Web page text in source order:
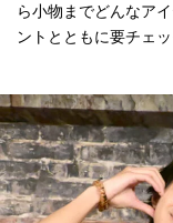
ら小物までどんなア
ントとともに要チェッ